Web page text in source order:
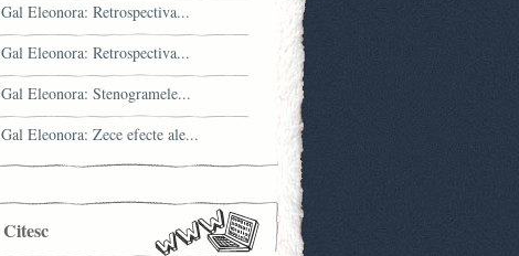
Gal Eleonora: Retrospectiva...
Gal Eleonora: Retrospectiva...
Gal Eleonora: Stenogramele...
Gal Eleonora: Zece efecte ale...
Citesc